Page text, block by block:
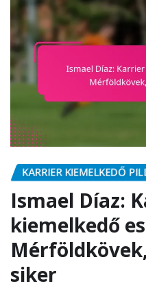
KARRIER KIEMELKEDŐ
Ismael Díaz:
kiemelkedő
siker